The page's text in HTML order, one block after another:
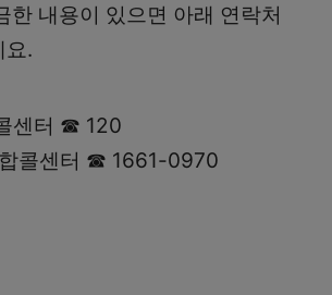
한 내용이 있으면 아래 연락처
요.
센터 ☎ 120
콜센터 ☎ 1661-0970